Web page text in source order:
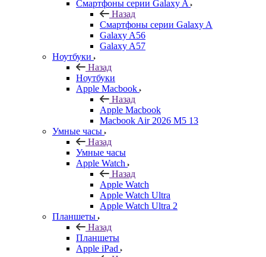
Смартфоны серии Galaxy A
Назад
Смартфоны серии Galaxy A
Galaxy A56
Galaxy A57
Ноутбуки
Назад
Ноутбуки
Apple Macbook
Назад
Apple Macbook
Macbook Air 2026 M5 13
Умные часы
Назад
Умные часы
Apple Watch
Назад
Apple Watch
Apple Watch Ultra
Apple Watch Ultra 2
Планшеты
Назад
Планшеты
Apple iPad